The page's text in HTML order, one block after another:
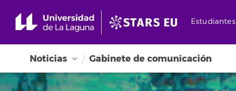
Estudiantes
Noticias Gabinete de comunicación